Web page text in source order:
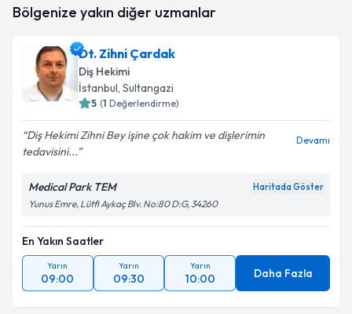
Bölgenize yakın diğer uzmanlar
Dt. Zihni Çardak
Diş Hekimi
İstanbul, Sultangazi
5 (1 Değerlendirme)
Diş Hekimi Zihni Bey işine çok hakim ve dişlerimin
tedavisini...
Devamı
Medical Park TEM Haritada Göster
Yunus Emre, Lütfi Aykaç Blv. No:80 D:G, 34260
En Yakın Saatler
Yarın
09:00
Yarın
09:30
Yarın
10:00 Daha Fazla